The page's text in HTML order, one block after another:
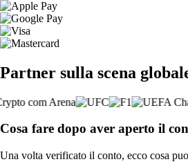
Partner sulla scena
Cosa fare dopo aver aperto il
Una volta verificato il conto, ecco cosa